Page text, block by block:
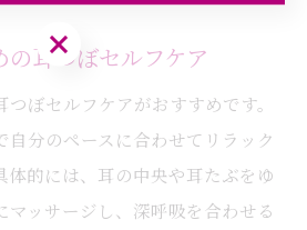
耳つぼセルフケア
ぼセルフケアがおすすめです。
自分のペースに合わせてリラック
体的には、耳の中央や耳たぶをゆ
マッサージし、深呼吸を合わせる
ご予約はこちら